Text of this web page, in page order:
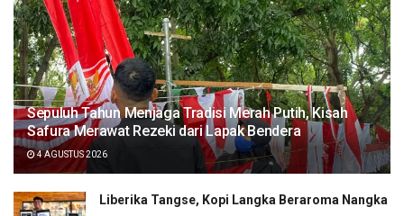
Sepuluh Tahun Menjaga Tradisi Merah Putih, Kisah
Safura Merawat Rezeki dari Lapak Bendera
4 AGUSTUS 2026
Liberika Tangse, Kopi Langka Beraroma Nangka